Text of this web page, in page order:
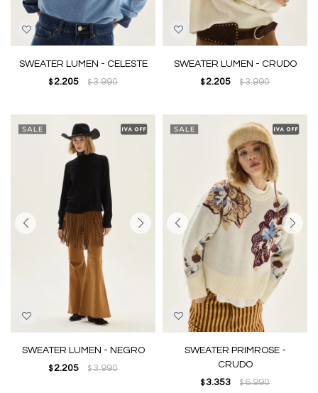
SWEATER LUMEN - CELESTE
$ 2.205 $3.990
SWEATER LUMEN - CRUDO
$ 2.205 $3.990
SWEATER LUMEN - NEGRO
$ 2.205 $3.990
SWEATER PRIMROSE -
CRUDO
$ 3.353 $6.990